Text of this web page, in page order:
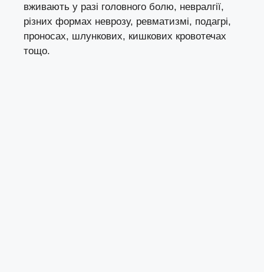
вживають у разі головного болю, невралгії,
різних формах неврозу, ревматизмі, подагрі,
проносах, шлункових, кишкових кровотечах
тощо.